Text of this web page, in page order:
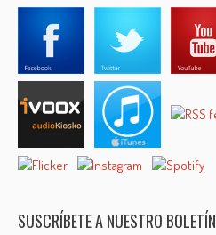
SUSCRÍBETE A NUESTRO BOLETÍN